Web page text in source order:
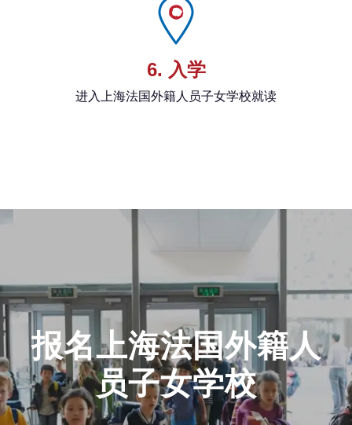
6. 入学
进入上海法国外籍人员子女学校就读
报名上海法国外籍人
员子女学校